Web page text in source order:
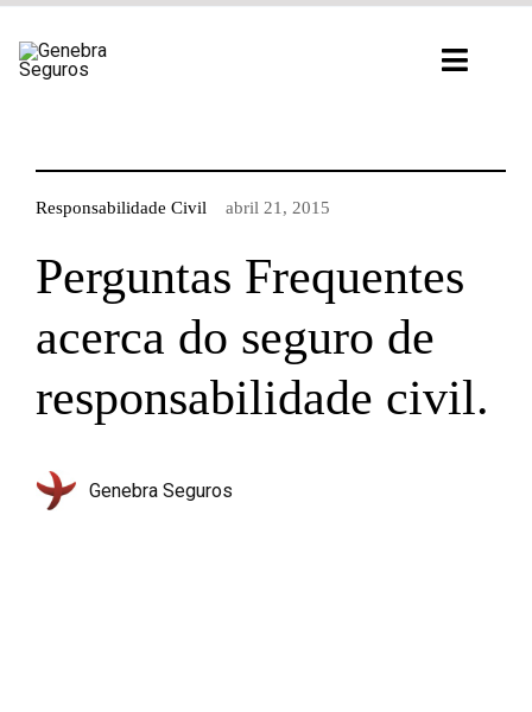
para
Responsabilidade Civil abril 21, 2015
Perguntas Frequentes
acerca do seguro de
responsabilidade civil.
Genebra Seguros